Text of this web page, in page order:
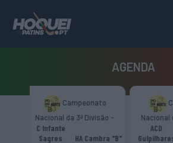
AGENDA
Campeonato
Nacional da 3ª Divisão -
Zona Norte “B”
ACD
Gulpilhares
Azeméis
HC